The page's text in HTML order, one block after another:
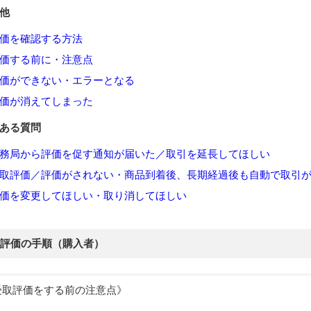
を確認する方法
する前に・注意点
ができない・エラーとなる
が消えてしまった
る質問
局から評価を促す通知が届いた／取引を延長してほしい
評価／評価がされない・商品到着後、長期経過後も自動で取引
を変更してほしい・取り消してほしい
価の手順（購入者）
評価をする前の注意点》